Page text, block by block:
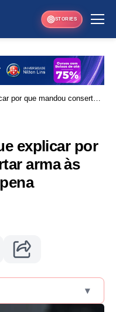
STORIES
por que mandou consertar
explicar por
arma às
▾